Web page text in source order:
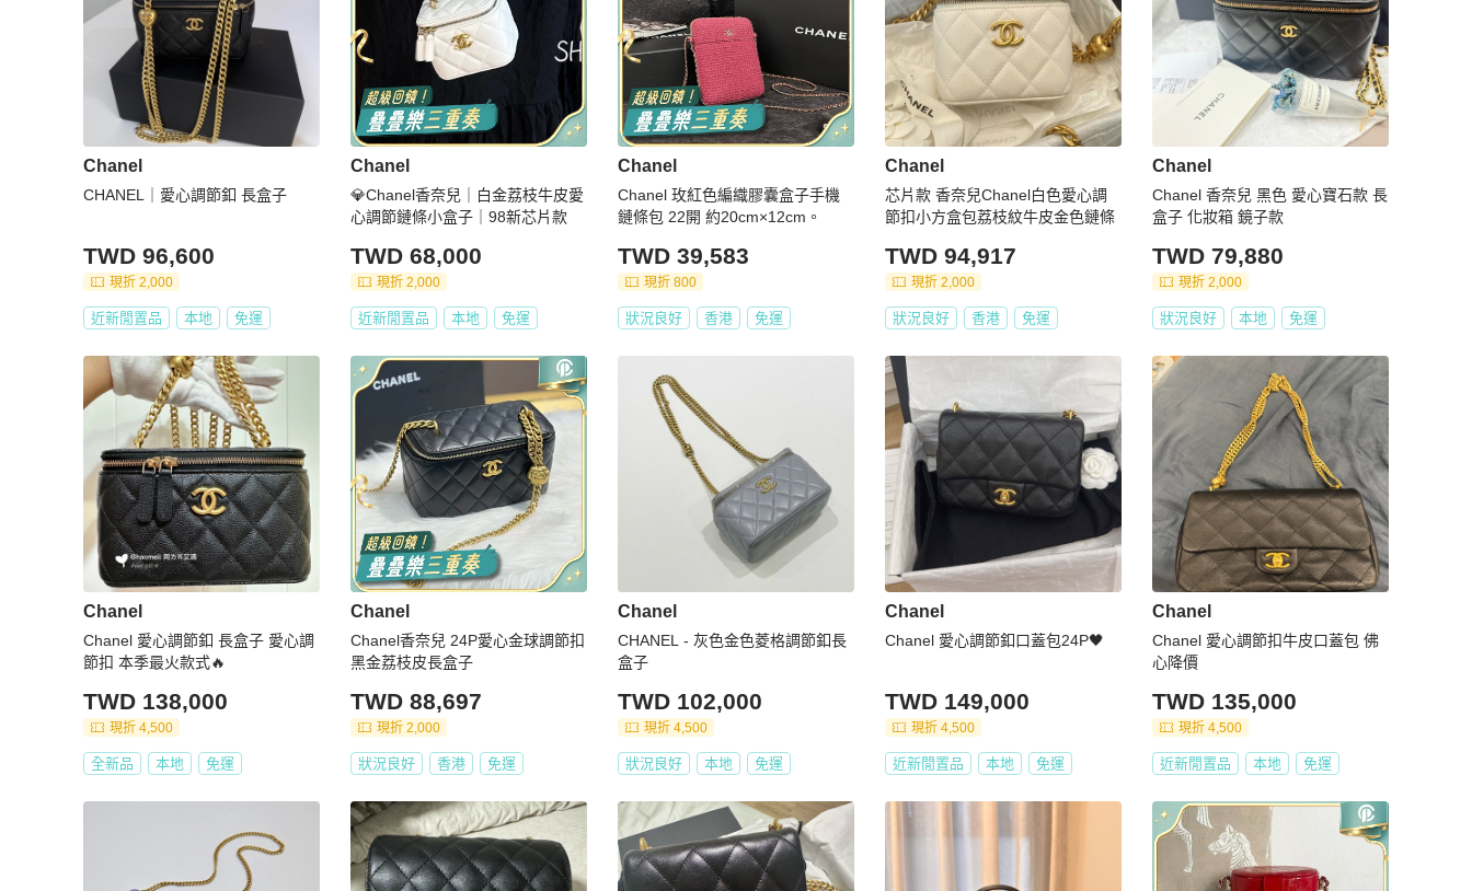
Chanel
CHANEL｜愛心調節釦 長盒子
TWD 96,600
現折 2,000
近新閒置品 本地 免運
Chanel
💎Chanel香奈兒｜白金荔枝牛皮愛
心調節鏈條小盒子｜98新芯片款
TWD 68,000
現折 2,000
近新閒置品 本地 免運
Chanel
Chanel 玫紅色編織膠囊盒子手機
鏈條包 22開 約20cm×12cm。
TWD 39,583
現折 800
狀況良好 香港 免運
Chanel
芯片款 香奈兒Chanel白色愛心調
節扣小方盒包荔枝紋牛皮金色鏈條
TWD 94,917
現折 2,000
狀況良好 香港 免運
Chanel
Chanel 香奈兒 黑色 愛心寶石款 長
盒子 化妝箱 鏡子款
TWD 79,880
現折 2,000
狀況良好 本地 免運
Chanel
Chanel 愛心調節釦 長盒子 愛心調
節扣 本季最火款式🔥
TWD 138,000
現折 4,500
全新品 本地 免運
Chanel
Chanel香奈兒 24P愛心金球調節扣
黑金荔枝皮長盒子
TWD 88,697
現折 2,000
狀況良好 香港 免運
Chanel
CHANEL - 灰色金色菱格調節釦長
盒子
TWD 102,000
現折 4,500
狀況良好 本地 免運
Chanel
Chanel 愛心調節釦口蓋包24P🖤
TWD 149,000
現折 4,500
近新閒置品 本地 免運
Chanel
Chanel 愛心調節扣牛皮口蓋包 佛
心降價
TWD 135,000
現折 4,500
近新閒置品 本地 免運